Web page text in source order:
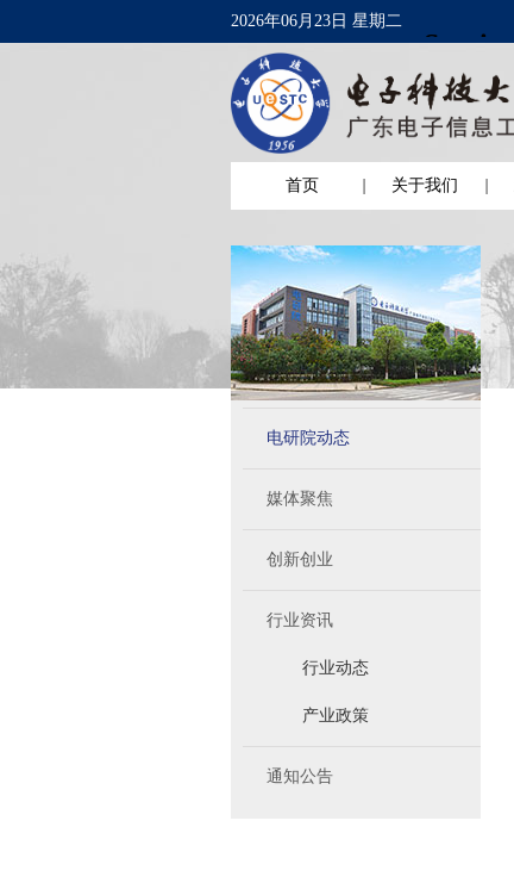
2026年06月23日 星期二
首页 关于我们
电研院动态
媒体聚焦
创新创业
行业资讯
行业动态
产业政策
通知公告